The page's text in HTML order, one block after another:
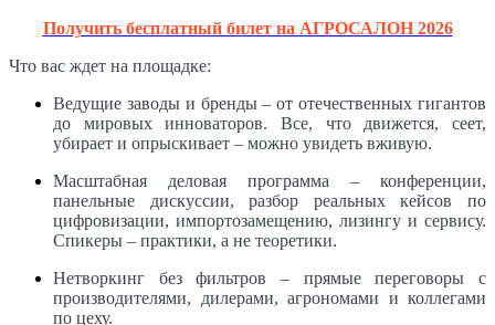
Получить бесплатный билет на АГРОСАЛОН 2026
Что вас ждет на площадке:
Ведущие заводы и бренды – от отечественных гигантов
до мировых инноваторов. Все, что движется, сеет,
убирает и опрыскивает – можно увидеть вживую.
Масштабная деловая программа – конференции,
панельные дискуссии, разбор реальных кейсов по
цифровизации, импортозамещению, лизингу и сервису.
Спикеры – практики, а не теоретики.
Нетворкинг без фильтров – прямые переговоры с
производителями, дилерами, агрономами и коллегами
по цеху.